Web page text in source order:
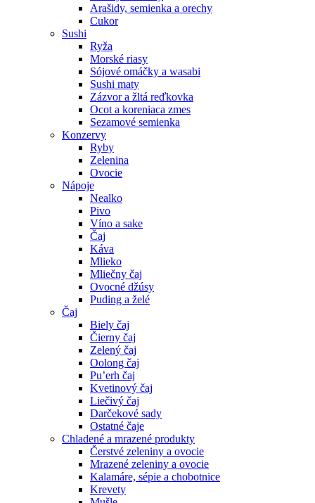
Arašidy, semienka a orechy
Cukor
Sushi
Ryža
Morské riasy
Sójové omáčky a wasabi
Sushi maty
Zázvor a žltá reďkovka
Ocot a koreniaca zmes
Sezamové semienka
Konzervy
Ryby
Zelenina
Ovocie
Nápoje
Nealko
Pivo
Víno a sake
Čaj
Káva
Mlieko
Mliečny čaj
Ovocné džúsy
Puding a želé
Čaj
Biely čaj
Čierny čaj
Zelený čaj
Oolong čaj
Pu’erh čaj
Kvetinový čaj
Liečivý čaj
Darčekové sady
Ostatné čaje
Chladené a mrazené produkty
Čerstvé zeleniny a ovocie
Mrazené zeleniny a ovocie
Kalamáre, sépie a chobotnice
Krevety